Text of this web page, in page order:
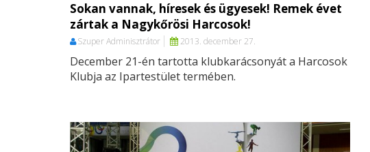
Sokan vannak, híresek és ügyesek! Remek évet
zártak a Nagykőrösi Harcosok!
Szuper Adminisztrátor 2013. december 27.
December 21-én tartotta klubkarácsonyát a Harcosok
Klubja az Ipartestület termében.